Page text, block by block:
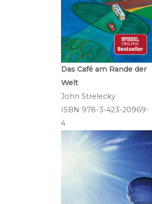
Das Café am Rande der
Welt
John Strelecky
ISBN‎ 978-3-423-20969-
4